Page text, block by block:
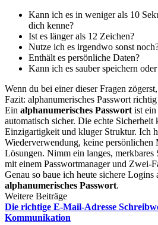
Kann ich es in weniger als 10
dich kenne?
Ist es länger als 12 Zeichen?
Nutze ich es irgendwo sonst
Enthält es persönliche Daten?
Kann ich es sauber speichern
Wenn du bei einer dieser Fragen
Fazit: alphanumerisches Passwort
Ein alphanumerisches Passwort ist
automatisch sicher. Die echte Sicherheit
Einzigartigkeit und kluger Struktur. Ich
Wiederverwendung, keine persönlichen
Lösungen. Nimm ein langes, merkbares
mit einem Passwortmanager und Zwei-
Genau so baue ich heute sichere Logins
alphanumerisches Passwort.
Weitere Beiträge
Die richtige E-Mail-Adresse
Kommunikation